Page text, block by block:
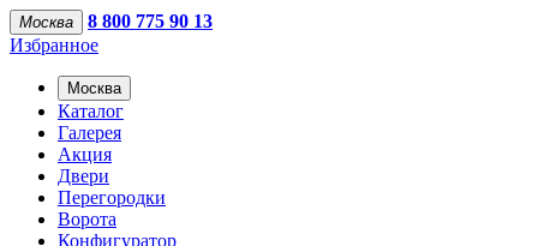
Москва
8 800 775 90 13
Избранное
Москва
Каталог
Галерея
Акция
Двери
Перегородки
Ворота
Конфигуратор